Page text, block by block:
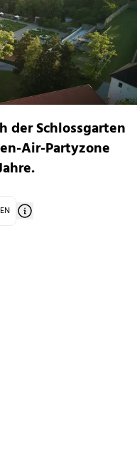
der Schlossgarten
Air-Partyzone